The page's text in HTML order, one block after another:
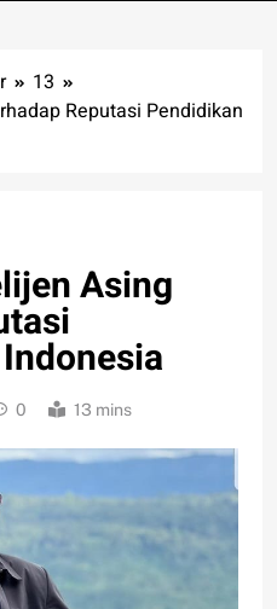
13
Reputasi Pendidikan
Asing
0 13 mins